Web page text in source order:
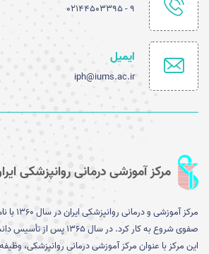
۹ - ۰۲۱۴۴۵۰۳۳۹۵
ایمیل
iph@iums.ac.ir
مرکز آموزشی درمانی روانپزشکی
مرکز
صفوی شروع به کار کرد. در سال
این مرکز با عنوان مرکز آموزشی درمانی روانپزشکی،